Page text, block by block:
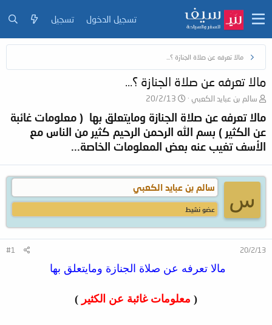
تسجيل الدخول تسجيل
مالا تعرفه عن صلاة الجنازة ؟...
مالا تعرفه عن صلاة الجنازة ؟...
ب
د
ئ
ا
ل
م
و
سالم بن عبايد الكعبي
ت
ر
خ
ا
ل
ب
د
ء
20/2/13
مالا تعرفه عن صلاة الجنازة ومايتعلق بها ‏‏ ( معلومات غائبة
عن الكثير ) بسم الله الرحمن الرحيم كثير من الناس مع
الأسف تغيب عنه بعض المعلومات الخاصة...
س سالم بن عبايد الكعبي
عضو نشيط
20/2/13
#1
مالا تعرفه عن صلاة الجنازة ومايتعلق بها ‏‏
( معلومات غائبة عن الكثير )